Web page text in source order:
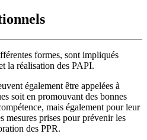
formes, sont impliqués
la réalisation des PAPI.
également être appelées à
soit en promouvant des bonnes
mais également pour leur
mesures prises pour prévenir les
des PPR.